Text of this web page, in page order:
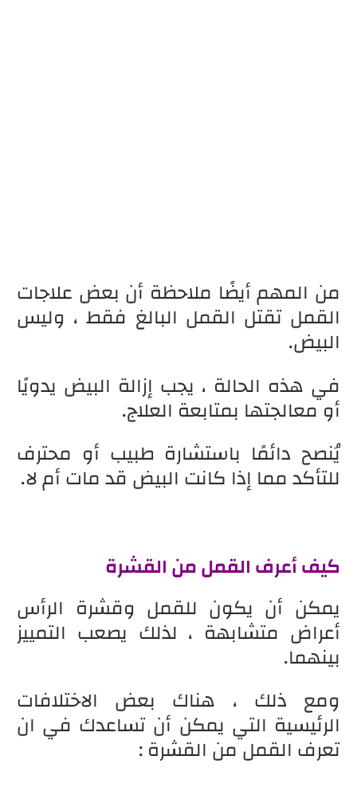
من المهم أيضًا ملاحظة أن بعض علاجات
القمل تقتل القمل البالغ فقط ، وليس
البيض.
في هذه الحالة ، يجب إزالة البيض يدويًا
أو معالجتها بمتابعة العلاج.
يُنصح دائمًا باستشارة طبيب أو محترف
للتأكد مما إذا كانت البيض قد مات أم لا.
كيف أعرف القمل من القشرة
يمكن أن يكون للقمل وقشرة الرأس
أعراض متشابهة ، لذلك يصعب التمييز
بينهما.
ومع ذلك ، هناك بعض الاختلافات
الرئيسية التي يمكن أن تساعدك في ان
تعرف القمل من القشرة :